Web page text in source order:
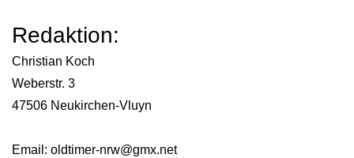
Redaktion:
Christian Koch
Weberstr. 3
47506 Neukirchen-Vluyn
Email: oldtimer-nrw@gmx.net